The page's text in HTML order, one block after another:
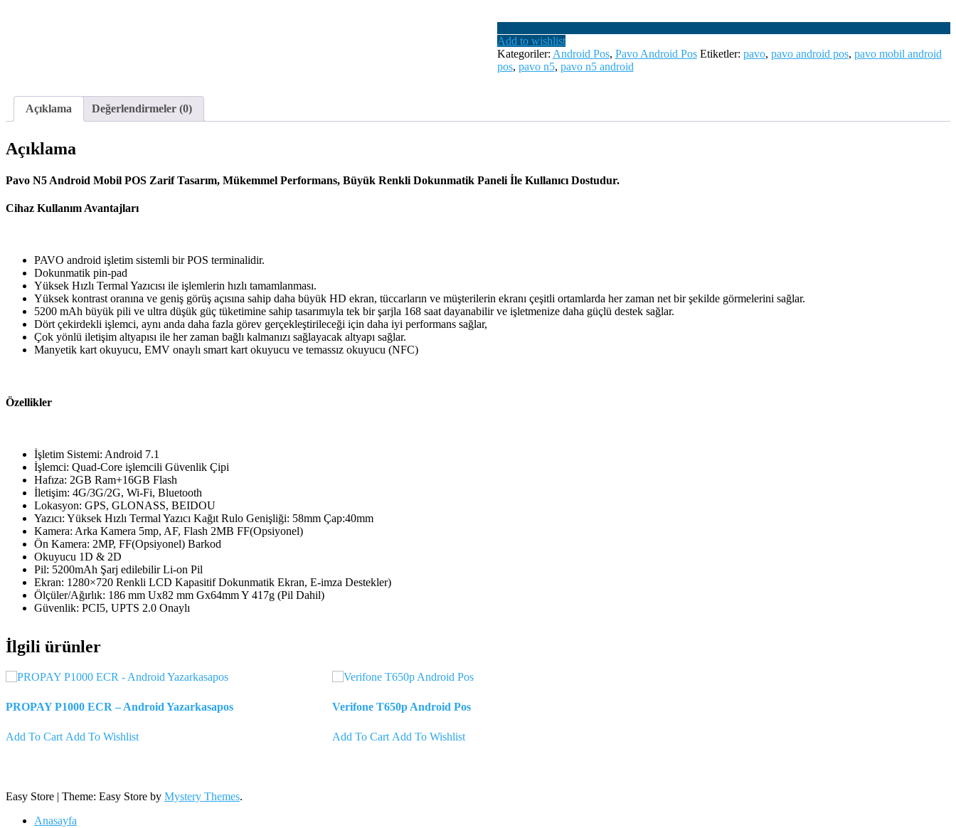
Add to wishlist
Kategoriler: Android Pos, Pavo Android Pos Etiketler: pavo, pavo android pos, pavo mobil android
pos, pavo n5, pavo n5 android
Açıklama Değerlendirmeler (0)
Açıklama
Pavo N5 Android Mobil POS Zarif Tasarım, Mükemmel Performans, Büyük Renkli Dokunmatik Paneli İle Kullanıcı Dostudur.
Cihaz Kullanım Avantajları
PAVO android işletim sistemli bir POS terminalidir.
Dokunmatik pin-pad
Yüksek Hızlı Termal Yazıcısı ile işlemlerin hızlı tamamlanması.
Yüksek kontrast oranına ve geniş görüş açısına sahip daha büyük HD ekran, tüccarların ve müşterilerin ekranı çeşitli ortamlarda her zaman net bir şekilde görmelerini sağlar.
5200 mAh büyük pili ve ultra düşük güç tüketimine sahip tasarımıyla tek bir şarjla 168 saat dayanabilir ve işletmenize daha güçlü destek sağlar.
Dört çekirdekli işlemci, aynı anda daha fazla görev gerçekleştirileceği için daha iyi performans sağlar,
Çok yönlü iletişim altyapısı ile her zaman bağlı kalmanızı sağlayacak altyapı sağlar.
Manyetik kart okuyucu, EMV onaylı smart kart okuyucu ve temassız okuyucu (NFC)
Özellikler
İşletim Sistemi: Android 7.1
İşlemci: Quad-Core işlemcili Güvenlik Çipi
Hafıza: 2GB Ram+16GB Flash
İletişim: 4G/3G/2G, Wi-Fi, Bluetooth
Lokasyon: GPS, GLONASS, BEIDOU
Yazıcı: Yüksek Hızlı Termal Yazıcı Kağıt Rulo Genişliği: 58mm Çap:40mm
Kamera: Arka Kamera 5mp, AF, Flash 2MB FF(Opsiyonel)
Ön Kamera: 2MP, FF(Opsiyonel) Barkod
Okuyucu 1D & 2D
Pil: 5200mAh Şarj edilebilir Li-on Pil
Ekran: 1280×720 Renkli LCD Kapasitif Dokunmatik Ekran, E-imza Destekler)
Ölçüler/Ağırlık: 186 mm Ux82 mm Gx64mm Y 417g (Pil Dahil)
Güvenlik: PCI5, UPTS 2.0 Onaylı
İlgili ürünler
PROPAY P1000 ECR – Android Yazarkasapos
Add To Cart Add To Wishlist
Verifone T650p Android Pos
Add To Cart Add To Wishlist
Easy Store | Theme: Easy Store by Mystery Themes.
Anasayfa